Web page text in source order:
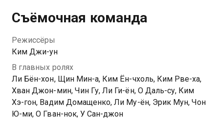
Съёмочная команда
Режиссёры
Ким Джи-ун
В главных ролях
Ли Бён-хон, Щин Мин-а, Ким Ён-чхоль, Ким Рве-ха,
Хван Джон-мин, Чин Гу, Ли Ги-ён, О Даль-су, Ким
Хэ-гон, Вадим Домащенко, Ли Му-ён, Эрик Мун, Чон
Ю-ми, О Гван-нок, У Сан-джон